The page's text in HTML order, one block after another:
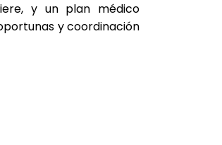
y un plan médico
y coordinación